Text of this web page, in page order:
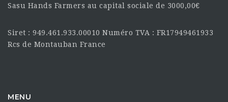
Sasu Hands Farmers au capital sociale de 3000,00€
Siret : 949.461.933.00010 Numéro TVA : FR17949461933
Rcs de Montauban France
MENU